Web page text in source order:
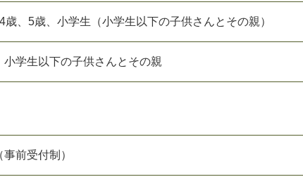
歳、5歳、小学生（小学生以下の子供さんとその親）
小学生以下の子供さんとその親
事前受付制）